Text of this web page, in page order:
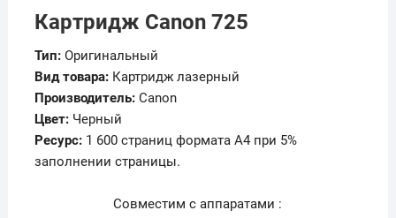
Картридж Canon 725
Тип: Оригинальный
Вид товара: Картридж лазерный
Производитель: Canon
Цвет: Черный
Ресурс: 1 600 страниц формата А4 при 5%
заполнении страницы.
Совместим с аппаратами :